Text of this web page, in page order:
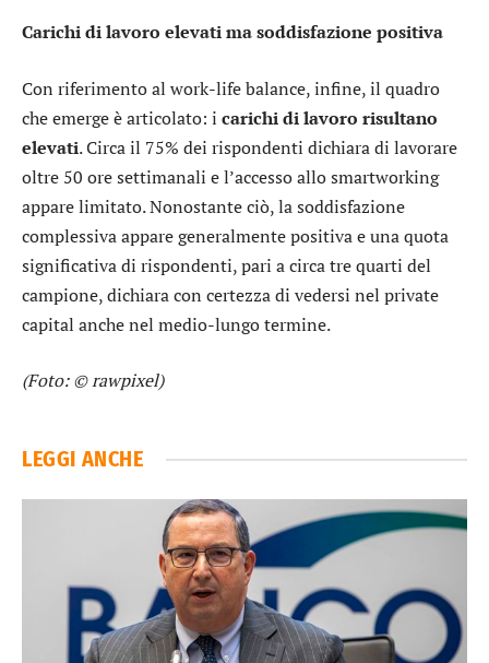
Carichi di lavoro elevati ma soddisfazione positiva
Con riferimento al work-life balance, infine, il quadro
che emerge è articolato: i carichi di lavoro risultano
elevati. Circa il 75% dei rispondenti dichiara di lavorare
oltre 50 ore settimanali e l’accesso allo smartworking
appare limitato. Nonostante ciò, la soddisfazione
complessiva appare generalmente positiva e una quota
significativa di rispondenti, pari a circa tre quarti del
campione, dichiara con certezza di vedersi nel private
capital anche nel medio-lungo termine.
(Foto: © rawpixel)
LEGGI ANCHE